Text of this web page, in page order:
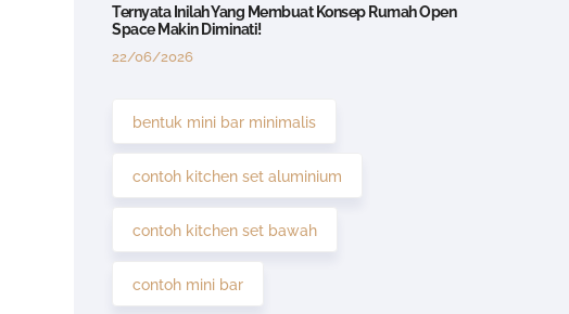
Ternyata Inilah Yang Membuat Konsep Rumah Open
Space Makin Diminati!
22/06/2026
bentuk mini bar minimalis
contoh kitchen set aluminium
contoh kitchen set bawah
contoh mini bar